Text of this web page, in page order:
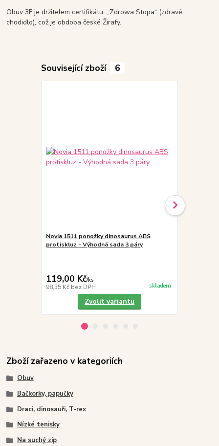
Obuv 3F je držitelem certifikátu „Zdrowa Stopa“ (zdravé
chodidlo), což je obdoba české Žirafy.
Související zboží 6
Novia 1511 ponožky dinosaurus ABS
protiskluz - Výhodná sada 3 páry
119,00 Kč/ks
98,35 Kč bez DPH skladem
Zvolit variantu
Zboží zařazeno v kategoriích
Obuv
Bačkorky, papučky
Draci, dinosauři, T-rex
Nízké tenisky
Na suchý zip